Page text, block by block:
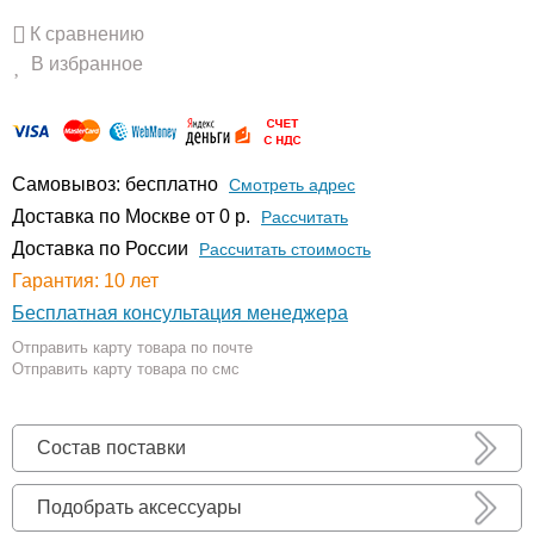
К сравнению
В избранное
Самовывоз: бесплатно Смотреть адрес
Доставка по Москве от 0 р. Расcчитать
Доставка по России Рассчитать стоимость
Гарантия: 10 лет
Бесплатная консультация менеджера
Отправить карту товара по почте
Отправить карту товара по смс
Состав поставки
Подобрать аксессуары